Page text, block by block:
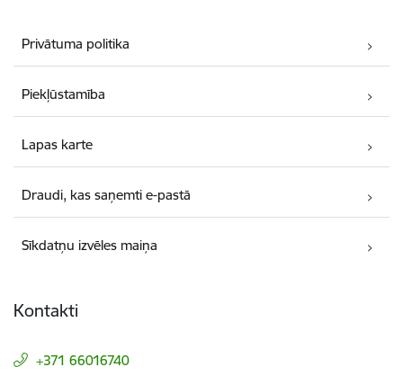
Privātuma politika
Piekļūstamība
Lapas karte
Draudi, kas saņemti e-pastā
Sīkdatņu izvēles maiņa
Kontakti
+371 66016740